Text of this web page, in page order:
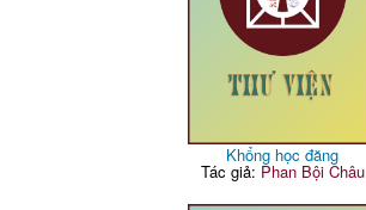
Khổng học đăng
Tác giả: Phan Bội Châu